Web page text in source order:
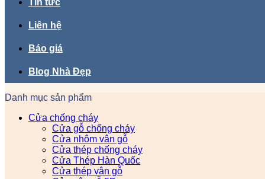
Tin tức
Liên hệ
Báo giá
Blog Nhà Đẹp
Danh mục sản phẩm
Cửa chống cháy
Cửa gỗ chống cháy
Cửa nhôm vân gỗ
Cửa thép chống cháy
Cửa Thép Hàn Quốc
Cửa thép vân gỗ